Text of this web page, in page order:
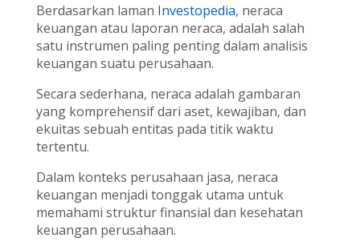
Berdasarkan laman Investopedia, neraca
keuangan atau laporan neraca, adalah salah
satu instrumen paling penting dalam analisis
keuangan suatu perusahaan.
Secara sederhana, neraca adalah gambaran
yang komprehensif dari aset, kewajiban, dan
ekuitas sebuah entitas pada titik waktu
tertentu.
Dalam konteks perusahaan jasa, neraca
keuangan menjadi tonggak utama untuk
memahami struktur finansial dan kesehatan
keuangan perusahaan.